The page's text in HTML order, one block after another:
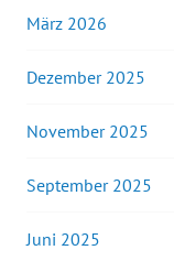
März 2026
Dezember 2025
November 2025
September 2025
Juni 2025